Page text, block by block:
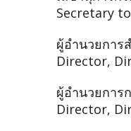
Secretary
ผู้อำนวยการ
Director,
ผู้อำนวยการ
Director,